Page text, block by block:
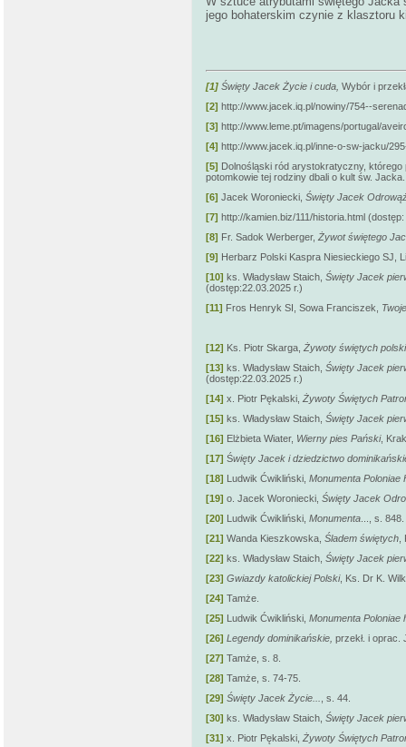
jego bohaterskim czynie z klasztoru
[1] Święty Jacek Życie i cuda, Wybór i
[2] http://www.jacek.iq.pl/nowiny/754--
[3] http://www.leme.pt/imagens/portugal/
[4] http://www.jacek.iq.pl/inne-o-sw-jacku/
[5] Dolnośląski ród arystokratyczny, którego
potomkowie tej rodziny dbali o kult św.
[6] Jacek Woroniecki, Święty Jacek
[7] http://kamien.biz/111/historia.html
[8] Fr. Sadok Werberger, Żywot świętego
[9] Herbarz Polski Kaspra Niesieckiego SJ,
[10] ks. Władysław Staich, Święty Jacek
(dostęp:22.03.2025 r.)
[11] Fros Henryk SI, Sowa Franciszek,
[12] Ks. Piotr Skarga, Żywoty świętych
[13] ks. Władysław Staich, Święty Jacek
(dostęp:22.03.2025 r.)
[14] x. Piotr Pękalski, Żywoty Świętych
[15] ks. Władysław Staich, Święty Jacek
[16] Elżbieta Wiater, Wierny pies Pański,
[17] Święty Jacek i dziedzictwo
[18] Ludwik Ćwikliński, Monumenta Poloniae
[19] o. Jacek Woroniecki, Święty Jacek
[20] Ludwik Ćwikliński, Monumenta ..., s. 848.
[21] Wanda Kieszkowska, Śladem świętych
[22] ks. Władysław Staich, Święty Jacek
[23] Gwiazdy katolickiej Polski, Ks. Dr K.
[24] Tamże.
[25] Ludwik Ćwikliński, Monumenta Poloniae
[26] Legendy dominikańskie, przekł. i oprac.
[27] Tamże, s. 8.
[28] Tamże, s. 74-75.
[29] Święty Jacek Życie...
, s. 44.
[30] ks. Władysław Staich, Święty Jacek
[31] x. Piotr Pękalski, Żywoty Świętych